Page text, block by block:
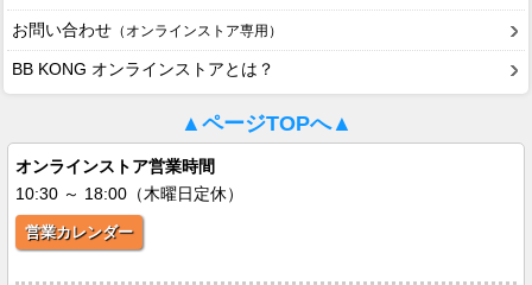
お問い合わせ （オンラインストア専用）
BB KONG オンラインストアとは？
▲ページTOPへ▲
オンラインストア営業時間
10:30 ～ 18:00（木曜日定休）
営業カレンダー